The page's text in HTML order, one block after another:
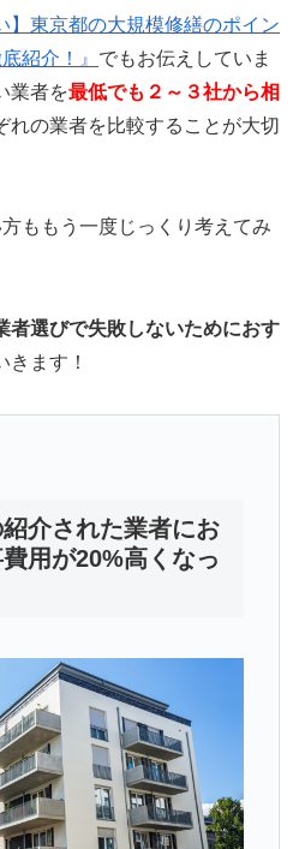
】東京都の大規模修繕のポイン
紹介！』 でもお伝えしていま
業者を最低でも２～３社から相
れの業者を比較することが大切
ももう一度じっくり考えてみ
者選びで失敗しないためにおす
きます！
介された業者にお
用が20%高くなっ